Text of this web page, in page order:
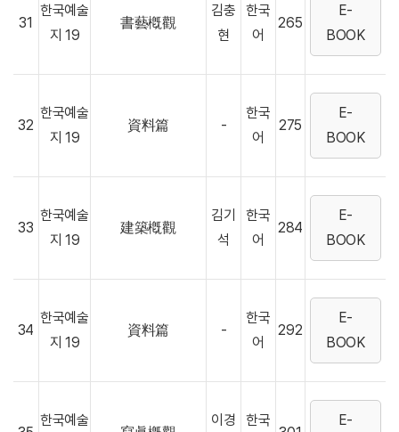
31
한국예술
지 19
書藝槪觀
김충
현
한국
어
265
E-
BOOK
32
한국예술
지 19
資料篇 -
한국
어
275
E-
BOOK
33
한국예술
지 19
建築槪觀
김기
석
한국
어
284
E-
BOOK
34
한국예술
지 19
資料篇 -
한국
어
292
E-
BOOK
한국예술
이경
한국
E-